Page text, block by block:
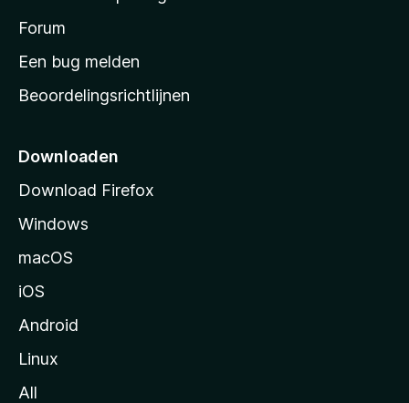
s
t
r
p
g
i
Forum
Een bug melden
Beoordelingsrichtlijnen
Downloaden
Download Firefox
Windows
macOS
iOS
Android
Linux
All